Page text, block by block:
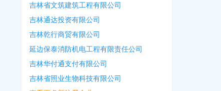
吉林省文筑建筑工程有限公司
吉林通达投资有限公司
吉林乾行商贸有限公司
延边保泰消防机电工程有限责任公司
吉林华付通支付有限公司
吉林省照业生物科技有限公司